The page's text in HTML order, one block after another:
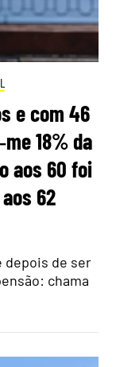
e com 46
18% da
aos 60 foi
62
depois de ser
chama